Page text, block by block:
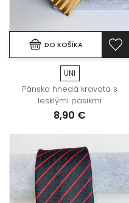
DO KOŠÍKA
UNI
Pánska hnedá kravata s
lesklými pásikmi
8,90 €